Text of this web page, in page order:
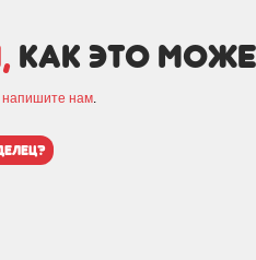
как это
напишите нам.